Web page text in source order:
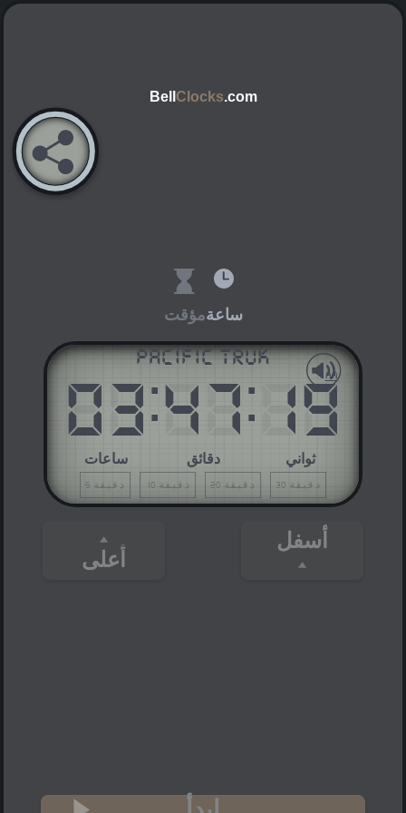
Bell Clocks.com
مؤقتساعة
Pacific Truk
03
ساعات
:47
دقائق
: 19
ثواني
AMPM
5 دقيقة 10 دقيقة 20 دقيقة 30 دقيقة
أعلى
أسفل